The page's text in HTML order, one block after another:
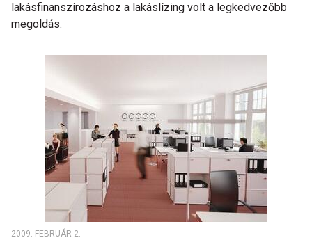
lakásfinanszírozáshoz a lakáslízing volt a legkedvezőbb
megoldás.
2009. FEBRUÁR 2.